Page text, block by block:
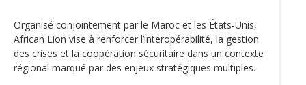
Organisé conjointement par le Maroc et les États-Unis,
African Lion vise à renforcer l’interopérabilité, la gestion
des crises et la coopération sécuritaire dans un contexte
régional marqué par des enjeux stratégiques multiples.